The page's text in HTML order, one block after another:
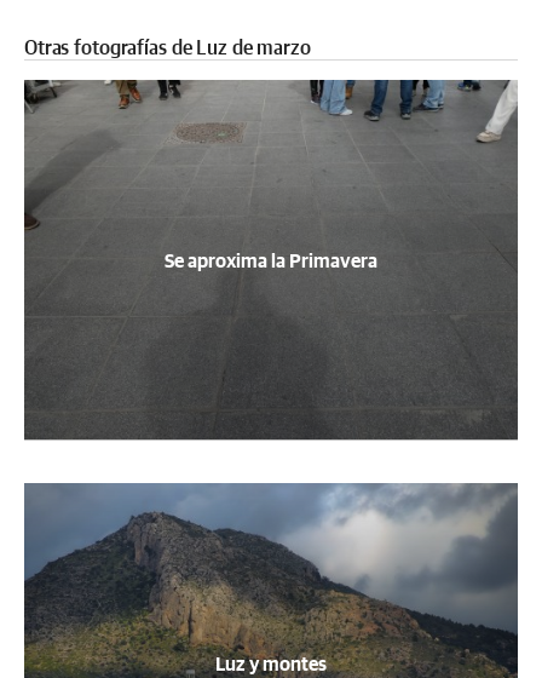
Otras fotografías de Luz de marzo
Se aproxima la Primavera
Luz y montes